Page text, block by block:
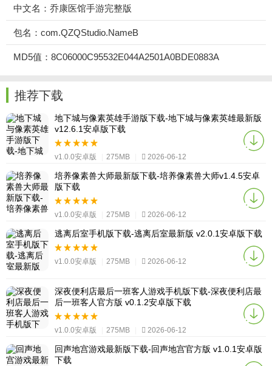
中文名：乔康医馆手游完整版
包名：com.QZQStudio.NameB
MD5值：8C06000C95532E044A2501A0BDE0883A
推荐下载
地下城与像素英雄手游版下载-地下城与像素英雄最新版
v12.6.1安卓版下载
v1.0.0安卓版 275MB 2026-06-12
培养像素兽大师最新版下载-培养像素兽大师v1.4.5安卓
版下载
v1.0.0安卓版 275MB 2026-06-12
逃离后室手机版下载-逃离后室最新版 v2.0.1安卓版下载
v1.0.0安卓版 275MB 2026-06-12
深夜便利店最后一班客人游戏手机版下载-深夜便利店最
后一班客人官方版 v0.1.2安卓版下载
v1.0.0安卓版 275MB 2026-06-12
回声地宫游戏最新版下载-回声地宫官方版 v1.0.1安卓版
下载